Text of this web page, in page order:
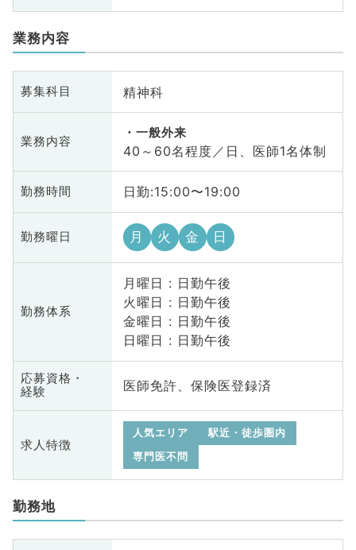
業務内容
募集科目 精神科
業務内容
一般外来
40～60名程度／日、医師1名体制
勤務時間 日勤:15:00〜19:00
勤務曜日 月 火 金 日
勤務体系
月曜日 : 日勤午後
火曜日 : 日勤午後
金曜日 : 日勤午後
日曜日 : 日勤午後
応募資格・
経験
医師免許、保険医登録済
求人特徴
人気エリア
駅近・徒歩圏内
専門医不問
勤務地